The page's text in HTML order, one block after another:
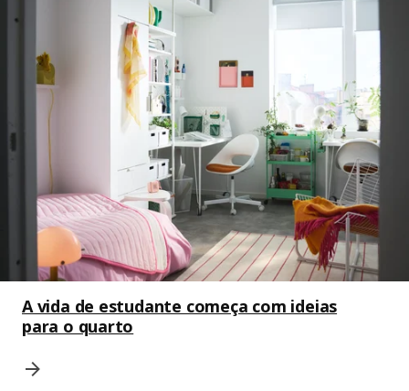
A vida de estudante começa com ideias
para o quarto